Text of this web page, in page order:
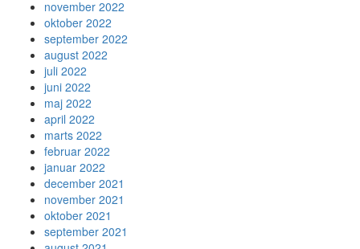
november 2022
oktober 2022
september 2022
august 2022
juli 2022
juni 2022
maj 2022
april 2022
marts 2022
februar 2022
januar 2022
december 2021
november 2021
oktober 2021
september 2021